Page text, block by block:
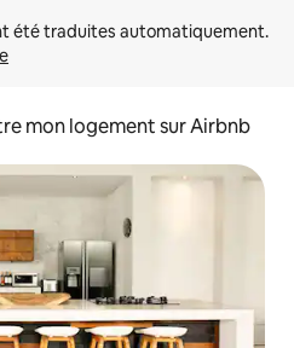
mon logement sur Airbnb